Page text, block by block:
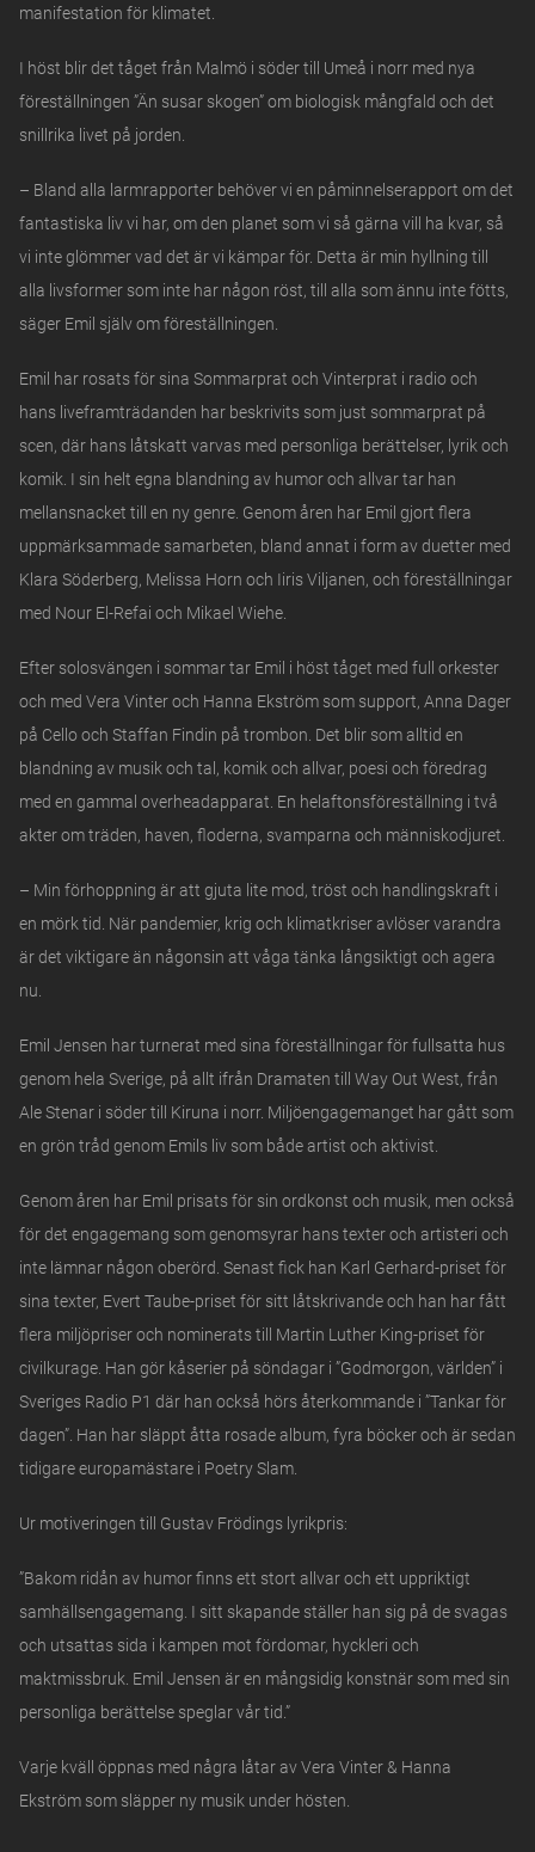
manifestation för klimatet.
I höst blir det tåget från Malmö i söder till Umeå i norr med nya
föreställningen ”Än susar skogen” om biologisk mångfald och det
snillrika livet på jorden.
– Bland alla larmrapporter behöver vi en påminnelserapport om det
fantastiska liv vi har, om den planet som vi så gärna vill ha kvar, så
vi inte glömmer vad det är vi kämpar för. Detta är min hyllning till
alla livsformer som inte har någon röst, till alla som ännu inte fötts,
säger Emil själv om föreställningen.
Emil har rosats för sina Sommarprat och Vinterprat i radio och
hans liveframträdanden har beskrivits som just sommarprat på
scen, där hans låtskatt varvas med personliga berättelser, lyrik och
komik. I sin helt egna blandning av humor och allvar tar han
mellansnacket till en ny genre. Genom åren har Emil gjort flera
uppmärksammade samarbeten, bland annat i form av duetter med
Klara Söderberg, Melissa Horn och Iiris Viljanen, och föreställningar
med Nour El-Refai och Mikael Wiehe.
Efter solosvängen i sommar tar Emil i höst tåget med full orkester
och med Vera Vinter och Hanna Ekström som support, Anna Dager
på Cello och Staffan Findin på trombon. Det blir som alltid en
blandning av musik och tal, komik och allvar, poesi och föredrag
med en gammal overheadapparat. En helaftonsföreställning i två
akter om träden, haven, floderna, svamparna och människodjuret.
– Min förhoppning är att gjuta lite mod, tröst och handlingskraft i
en mörk tid. När pandemier, krig och klimatkriser avlöser varandra
är det viktigare än någonsin att våga tänka långsiktigt och agera
nu.
Emil Jensen har turnerat med sina föreställningar för fullsatta hus
genom hela Sverige, på allt ifrån Dramaten till Way Out West, från
Ale Stenar i söder till Kiruna i norr. Miljöengagemanget har gått som
en grön tråd genom Emils liv som både artist och aktivist.
Genom åren har Emil prisats för sin ordkonst och musik, men också
för det engagemang som genomsyrar hans texter och artisteri och
inte lämnar någon oberörd. Senast fick han Karl Gerhard-priset för
sina texter, Evert Taube-priset för sitt låtskrivande och han har fått
flera miljöpriser och nominerats till Martin Luther King-priset för
civilkurage. Han gör kåserier på söndagar i ”Godmorgon, världen” i
Sveriges Radio P1 där han också hörs återkommande i ”Tankar för
dagen”. Han har släppt åtta rosade album, fyra böcker och är sedan
tidigare europamästare i Poetry Slam.
Ur motiveringen till Gustav Frödings lyrikpris:
”Bakom ridån av humor finns ett stort allvar och ett uppriktigt
samhällsengagemang. I sitt skapande ställer han sig på de svagas
och utsattas sida i kampen mot fördomar, hyckleri och
maktmissbruk. Emil Jensen är en mångsidig konstnär som med sin
personliga berättelse speglar vår tid.”
Varje kväll öppnas med några låtar av Vera Vinter & Hanna
Ekström som släpper ny musik under hösten.